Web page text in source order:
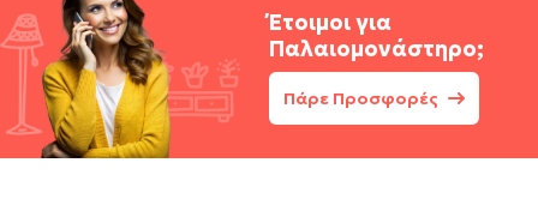
Έτοιμοι για
Παλαιομονάστηρο;
Πάρε Προσφορές